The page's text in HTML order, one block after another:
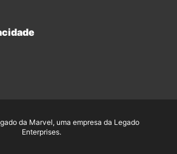
da Marvel, uma empresa da Legado
Enterprises.